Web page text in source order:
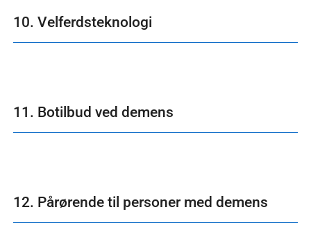
10. Velferdsteknologi
11. Botilbud ved demens
12. Pårørende til personer med demens